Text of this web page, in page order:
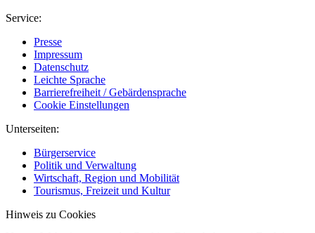
Service:
Presse
Impressum
Datenschutz
Leichte Sprache
Barrierefreiheit / Gebärdensprache
Cookie Einstellungen
Unterseiten:
Bürgerservice
Politik und Verwaltung
Wirtschaft, Region und Mobilität
Tourismus, Freizeit und Kultur
Hinweis zu Cookies